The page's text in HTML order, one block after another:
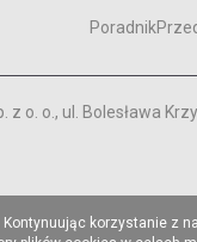
o. o., ul. Bolesława
korzystanie z